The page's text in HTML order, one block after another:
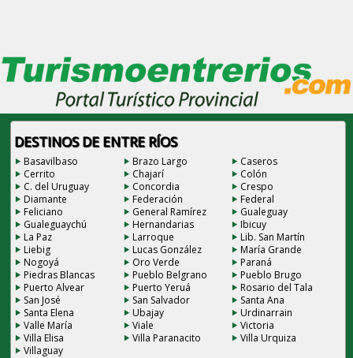
DESTINOS DE ENTRE RÍOS
Basavilbaso Brazo Largo
Caseros
Cerrito
Chajarí
Colón
C. del Uruguay
Concordia
Crespo
Diamante
Federación
Federal
Feliciano
General Ramírez
Gualeguay
Gualeguaychú
Hernandarias
Ibicuy
La Paz
Larroque
Lib. San Martín
Liebig
Lucas González
María Grande
Nogoyá
Oro Verde
Paraná
Piedras Blancas
Pueblo Belgrano
Pueblo Brugo
Puerto Alvear
Puerto Yeruá
Rosario del Tala
San José
San Salvador
Santa Ana
Santa Elena
Ubajay
Urdinarrain
Valle María
Viale
Victoria
Villa Elisa
Villa Paranacito
Villa Urquiza
Villaguay